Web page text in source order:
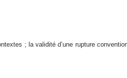
; la validité d’une rupture